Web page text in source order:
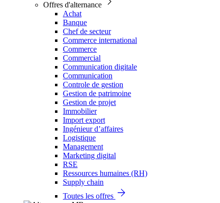
Offres d'alternance
Achat
Banque
Chef de secteur
Commerce international
Commerce
Commercial
Communication digitale
Communication
Controle de gestion
Gestion de patrimoine
Gestion de projet
Immobilier
Import export
Ingénieur d’affaires
Logistique
Management
Marketing digital
RSE
Ressources humaines (RH)
Supply chain
Toutes les offres